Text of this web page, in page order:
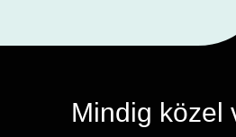
Mindig közel